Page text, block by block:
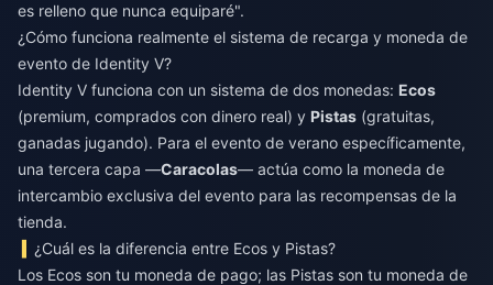
es relleno que nunca equiparé".
¿Cómo funciona realmente el sistema de recarga y moneda de
evento de Identity V?
Identity V funciona con un sistema de dos monedas: Ecos
(premium, comprados con dinero real) y Pistas (gratuitas,
ganadas jugando). Para el evento de verano específicamente,
una tercera capa —Caracolas— actúa como la moneda de
intercambio exclusiva del evento para las recompensas de la
tienda.
¿Cuál es la diferencia entre Ecos y Pistas?
Los Ecos son tu moneda de pago; las Pistas son tu moneda de